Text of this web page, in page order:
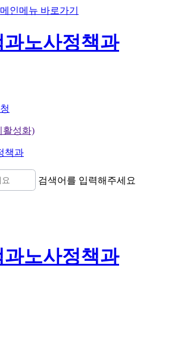
메인메뉴 바로가기
노사정책과
활성화)
책과
검색어를 입력해주세요
노사정책과